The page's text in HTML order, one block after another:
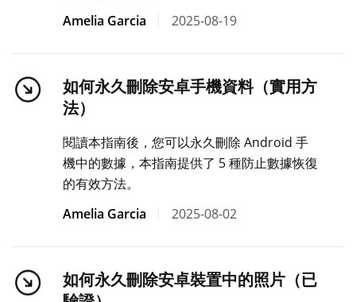
Amelia Garcia
2025-08-19
如何永久刪除安卓手機資料（實用方
法）
閱讀本指南後，您可以永久刪除 Android 手
機中的數據，本指南提供了 5 種防止數據恢復
的有效方法。
Amelia Garcia
2025-08-02
如何永久刪除安卓裝置中的照片（已